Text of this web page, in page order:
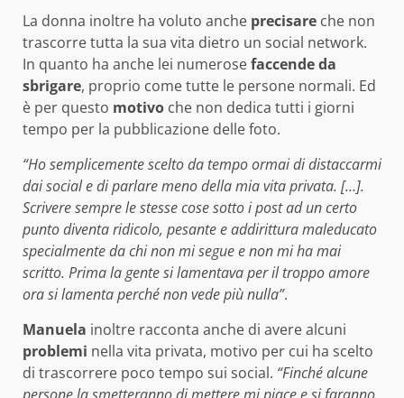
La donna inoltre ha voluto anche precisare che non
trascorre tutta la sua vita dietro un social network.
In quanto ha anche lei numerosefaccende da
sbrigare, proprio come tutte le persone normali. Ed
è per questo motivo che non dedica tutti i giorni
tempo per la pubblicazione delle foto.
“Ho semplicemente scelto da tempo ormai di distaccarmi
dai social e di parlare meno della mia vita privata. […].
Scrivere sempre le stesse cose sotto i post ad un certo
punto diventa ridicolo, pesante e addirittura maleducato
specialmente da chi non mi segue e non mi ha mai
scritto. Prima la gente si lamentava per il troppo amore
ora si lamenta perché non vede più nulla”.
Manuela inoltre racconta anche di avere alcuni
problemi nella vita privata, motivo per cui ha scelto
di trascorrere poco tempo sui social. “Finché alcune